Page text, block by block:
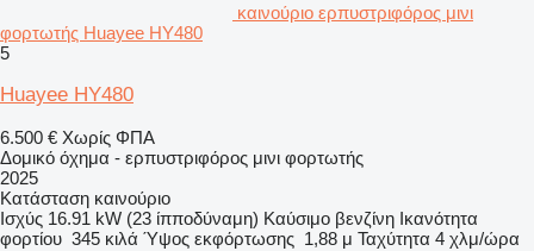
καινούριο ερπυστριφόρος μινι
φορτωτής Huayee HY480
5
Huayee HY480
6.500 € Χωρίς ΦΠΑ
Δομικό όχημα - ερπυστριφόρος μινι φορτωτής
2025
Κατάσταση καινούριο
Ισχύς 16.91 kW (23 ίπποδύναμη) Καύσιμο βενζίνη Ικανότητα
φορτίου 345 κιλά Ύψος εκφόρτωσης 1,88 μ Ταχύτητα 4 χλμ/ώρα